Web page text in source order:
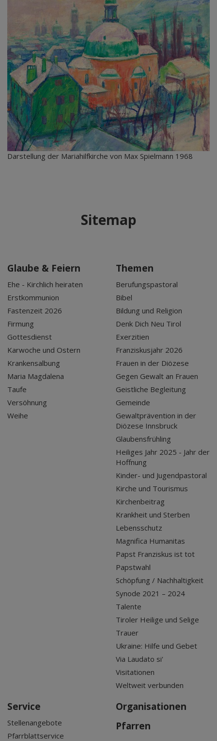
Darstellung der Mariahilfkirche von Max Spielmann 1968
Sitemap
Glaube & Feiern
Ehe - Kirchlich heiraten
Erstkommunion
Fastenzeit 2026
Firmung
Gottesdienst
Karwoche und Ostern
Krankensalbung
Maria Magdalena
Taufe
Versöhnung
Weihe
Themen
Berufungspastoral
Bibel
Bildung und Religion
Denk Dich Neu Tirol
Exerzitien
Franziskusjahr 2026
Frauen in der Diözese
Gegen Gewalt an Frauen
Geistliche Begleitung
Gemeinde
Gewaltprävention in der
Diözese Innsbruck
Glaubensfrühling
Heiliges Jahr 2025 - Jahr der
Hoffnung
Kinder- und Jugendpastoral
Kirche und Tourismus
Kirchenbeitrag
Krankheit und Sterben
Lebensschutz
Magnifica Humanitas
Papst Franziskus ist tot
Papstwahl
Schöpfung / Nachhaltigkeit
Synode 2021 – 2024
Talente
Tiroler Heilige und Selige
Trauer
Ukraine: Hilfe und Gebet
Via Laudato si'
Visitationen
Weltweit verbunden
Service
Stellenangebote
Pfarrblattservice
Organisationen
Pfarren